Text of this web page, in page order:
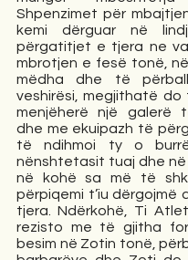
Shpenzimet për
kemi dërguar në
përgatitjet e tjera ne
mbrotjen e fesë tonë,
mëdha dhe të
veshirësi, megjithatë do
menjëherë një galerë
dhe me ekuipazh të
të ndihmoi ty o
nënshtetasit tuaj dhe në
në kohë sa më të
përpiqemi t’iu dërgojmë
tjera. Ndërkohë, Ti
rezisto me të gjitha
besim në Zotin tonë,